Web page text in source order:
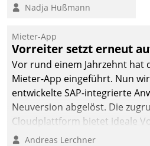
methodisch
Quartier. Dazwischen
zeigte Datatrain, was es
Neues zu bieten hat.
Nadja Hußmann
Mieter-App
Vorreiter setzt erneut
Vor rund einem Jahrzehnt hat
Mieter-App eingeführt. Nun
entwickelte SAP-integrierte
Neuversion abgelöst. Die
Cloudplattform bietet ideale
die Funktionalität der App zu
Andreas Lerchner